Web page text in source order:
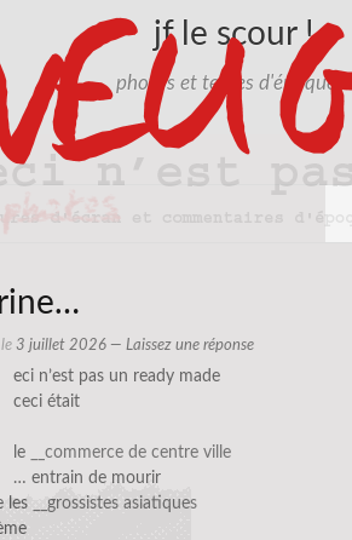
jf le scour !
photos et textes d'époque…
3 juillet 2026 — Laissez une réponse
eci n’est pas un ready made
ceci était
le
__commerce de centre ville
… entrain de mourir
les
__grossistes asiatiques